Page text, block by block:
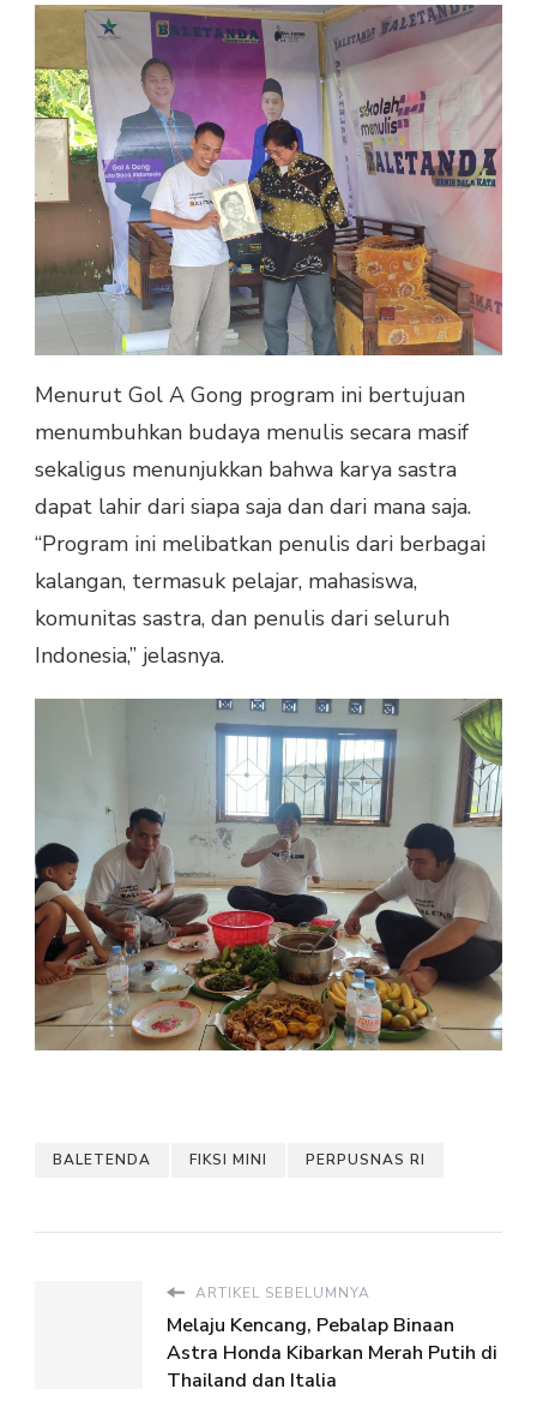
Menurut Gol A Gong program ini bertujuan
menumbuhkan budaya menulis secara masif
sekaligus menunjukkan bahwa karya sastra
dapat lahir dari siapa saja dan dari mana saja.
“Program ini melibatkan penulis dari berbagai
kalangan, termasuk pelajar, mahasiswa,
komunitas sastra, dan penulis dari seluruh
Indonesia,” jelasnya.
BALETENDA FIKSI MINI PERPUSNAS RI
ARTIKEL SEBELUMNYA
Melaju Kencang, Pebalap Binaan
Astra Honda Kibarkan Merah Putih di
Thailand dan Italia